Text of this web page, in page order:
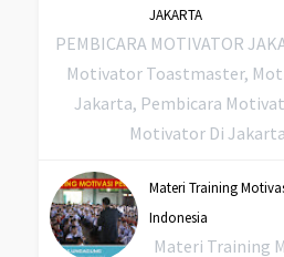
JAKARTA
PEMBICARA MOTIVATOR
Motivator Toastmaster,
Jakarta, Pembicara
Motivator Di
Materi Training
Indonesia
Materi Training